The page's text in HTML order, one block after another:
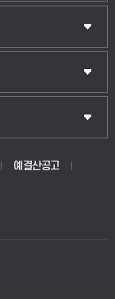
예결산공고